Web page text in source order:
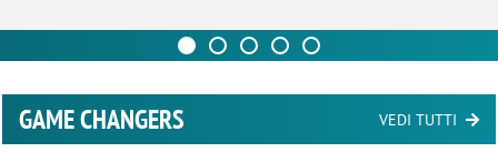
GAME CHANGERS VEDI TUTTI